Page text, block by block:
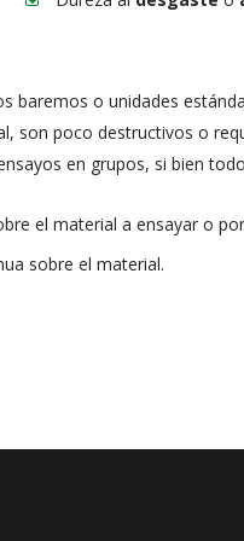
baremos o unidades
son poco destructivos o
en grupos, si bien
el material a ensayar o
sobre el material.